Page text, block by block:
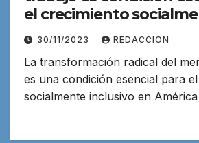
el crecimiento
inclusivo
30/11/2023 REDACCION
La transformación radical del
es una condición esencial para
socialmente inclusivo en